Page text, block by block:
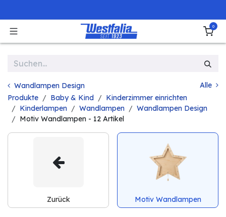
0
Wandlampen Design
Alle
Produkte
Baby & Kind
Kinderzimmer einrichten
Kinderlampen
Wandlampen
Wandlampen Design
Motiv Wandlampen - 12 Artikel
Zurück Motiv Wandlampen